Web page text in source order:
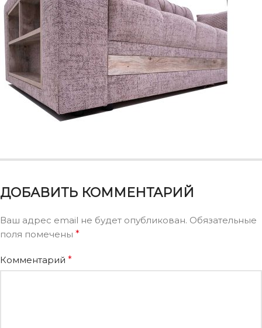
ДОБАВИТЬ КОММЕНТАРИЙ
Ваш адрес email не будет опубликован. Обязательные
поля помечены *
Комментарий *